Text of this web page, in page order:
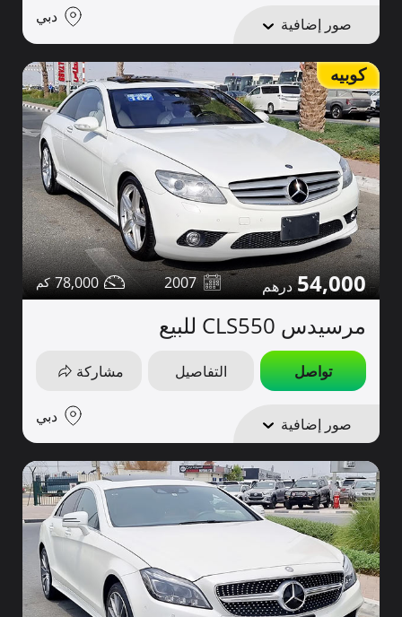
صور إضافية دبي
كوبيه
54,000
2007
78,000
مرسيدس CLS550 للبيع
تواصل التفاصيل مشاركة
صور إضافية دبي